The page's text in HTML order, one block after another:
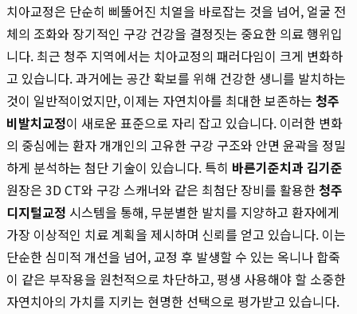
치아교정은 단순히 삐뚤어진 치열을 바로잡는 것을 넘어, 얼굴 전
체의 조화와 장기적인 구강 건강을 결정짓는 중요한 의료 행위입
니다. 최근 청주 지역에서는 치아교정의 패러다임이 크게 변화하
고 있습니다. 과거에는 공간 확보를 위해 건강한 생니를 발치하는
것이 일반적이었지만, 이제는 자연치아를 최대한 보존하는 청주
비발치교정이 새로운 표준으로 자리 잡고 있습니다. 이러한 변화
의 중심에는 환자 개개인의 고유한 구강 구조와 안면 윤곽을 정밀
하게 분석하는 첨단 기술이 있습니다. 특히 바른기준치과 김기준
원장은 3D CT와 구강 스캐너와 같은 최첨단 장비를 활용한청주
디지털교정 시스템을 통해, 무분별한 발치를 지양하고 환자에게
가장 이상적인 치료 계획을 제시하며 신뢰를 얻고 있습니다. 이는
단순한 심미적 개선을 넘어, 교정 후 발생할 수 있는 옥니나 합죽
이 같은 부작용을 원천적으로 차단하고, 평생 사용해야 할 소중한
자연치아의 가치를 지키는 현명한 선택으로 평가받고 있습니다.